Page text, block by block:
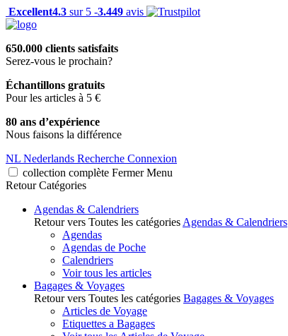
Excellent4.3 sur 5 -3.449 avis
650.000 clients satisfaits
Serez-vous le prochain?
Échantillons gratuits
Pour les articles à 5 €
80 ans d’expérience
Nous faisons la différence
NL Nederlands Recherche Connexion
collection complète Fermer Menu
Retour Catégories
Agendas & Calendriers
Retour vers Toutes les catégories Agendas & Calendriers
Agendas
Agendas de Poche
Calendriers
Voir tous les articles
Bagages & Voyages
Retour vers Toutes les catégories Bagages & Voyages
Articles de Voyage
Etiquettes a Bagages